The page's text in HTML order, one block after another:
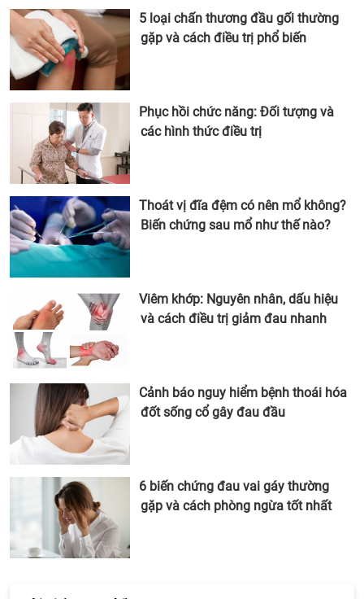
5 loại chấn thương đầu gối thường
gặp và cách điều trị phổ biến
Phục hồi chức năng: Đối tượng và
các hình thức điều trị
Thoát vị đĩa đệm có nên mổ không?
Biến chứng sau mổ như thế nào?
Viêm khớp: Nguyên nhân, dấu hiệu
và cách điều trị giảm đau nhanh
Cảnh báo nguy hiểm bệnh thoái hóa
đốt sống cổ gây đau đầu
6 biến chứng đau vai gáy thường
gặp và cách phòng ngừa tốt nhất